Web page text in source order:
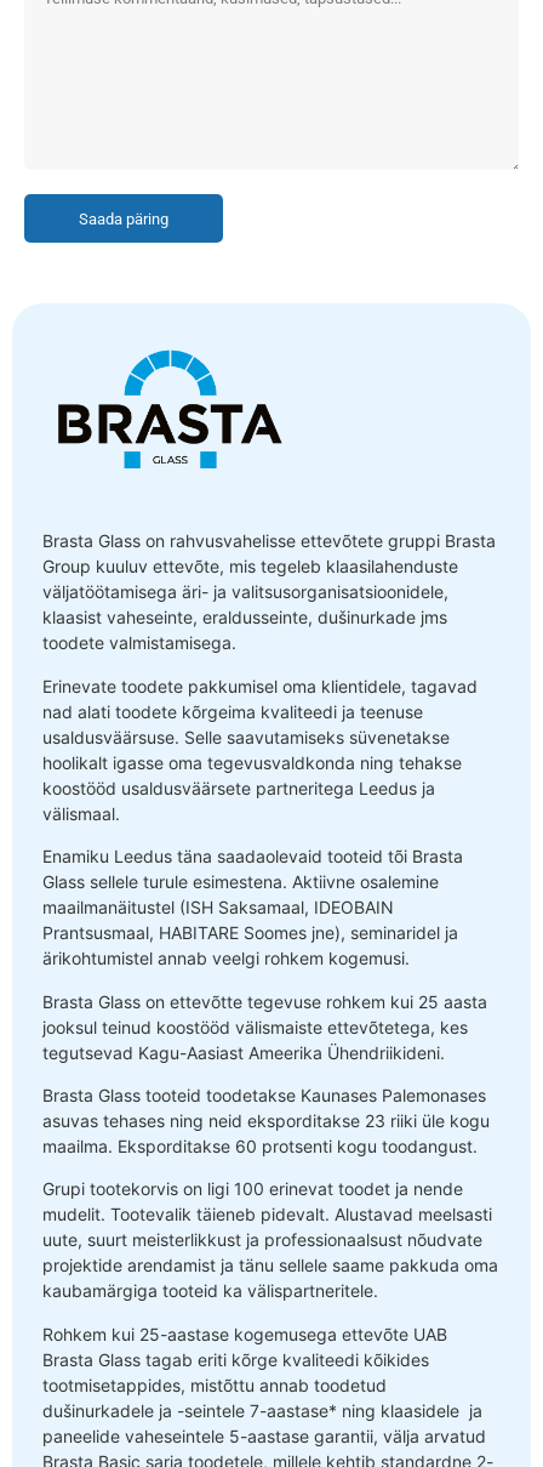
Saada päring
Brasta Glass on rahvusvahelisse ettevõtete gruppi Brasta
Group kuuluv ettevõte, mis tegeleb klaasilahenduste
väljatöötamisega äri- ja valitsusorganisatsioonidele,
klaasist vaheseinte, eraldusseinte, dušinurkade jms
toodete valmistamisega.
Erinevate toodete pakkumisel oma klientidele, tagavad
nad alati toodete kõrgeima kvaliteedi ja teenuse
usaldusväärsuse. Selle saavutamiseks süvenetakse
hoolikalt igasse oma tegevusvaldkonda ning tehakse
koostööd usaldusväärsete partneritega Leedus ja
välismaal.
Enamiku Leedus täna saadaolevaid tooteid tõi Brasta
Glass sellele turule esimestena. Aktiivne osalemine
maailmanäitustel (ISH Saksamaal, IDEOBAIN
Prantsusmaal, HABITARE Soomes jne), seminaridel ja
ärikohtumistel annab veelgi rohkem kogemusi.
Brasta Glass on ettevõtte tegevuse rohkem kui 25 aasta
jooksul teinud koostööd välismaiste ettevõtetega, kes
tegutsevad Kagu-Aasiast Ameerika Ühendriikideni.
Brasta Glass tooteid toodetakse Kaunases Palemonases
asuvas tehases ning neid eksporditakse 23 riiki üle kogu
maailma. Eksporditakse 60 protsenti kogu toodangust.
Grupi tootekorvis on ligi 100 erinevat toodet ja nende
mudelit. Tootevalik täieneb pidevalt. Alustavad meelsasti
uute, suurt meisterlikkust ja professionaalsust nõudvate
projektide arendamist ja tänu sellele saame pakkuda oma
kaubamärgiga tooteid ka välispartneritele.
Rohkem kui 25-aastase kogemusega ettevõte UAB
Brasta Glass tagab eriti kõrge kvaliteedi kõikides
tootmisetappides, mistõttu annab toodetud
dušinurkadele ja -seintele 7-aastase* ning klaasidele ja
paneelide vaheseintele 5-aastase garantii, välja arvatud
Brasta Basic sarja toodetele, millele kehtib standardne 2-